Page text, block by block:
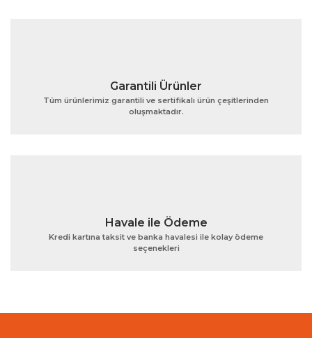
Garantili Ürünler
Tüm ürünlerimiz garantili ve sertifikalı ürün çeşitlerinden
oluşmaktadır.
Havale ile Ödeme
Kredi kartına taksit ve banka havalesi ile kolay ödeme
seçenekleri